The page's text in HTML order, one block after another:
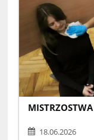
18.06.2026